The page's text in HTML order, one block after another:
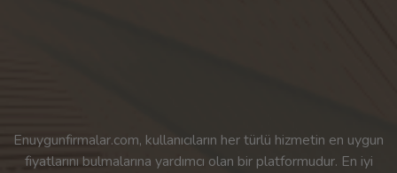
Enuygunfirmalar.com, kullanıcıların her türlü hizmetin en uygun
fiyatlarını bulmalarına yardımcı olan bir platformudur. En iyi